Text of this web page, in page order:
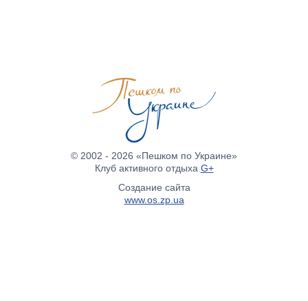
© 2002 - 2026 «Пешком по Украине»
Клуб активного отдыха G+
Создание сайта
www.os.zp.ua